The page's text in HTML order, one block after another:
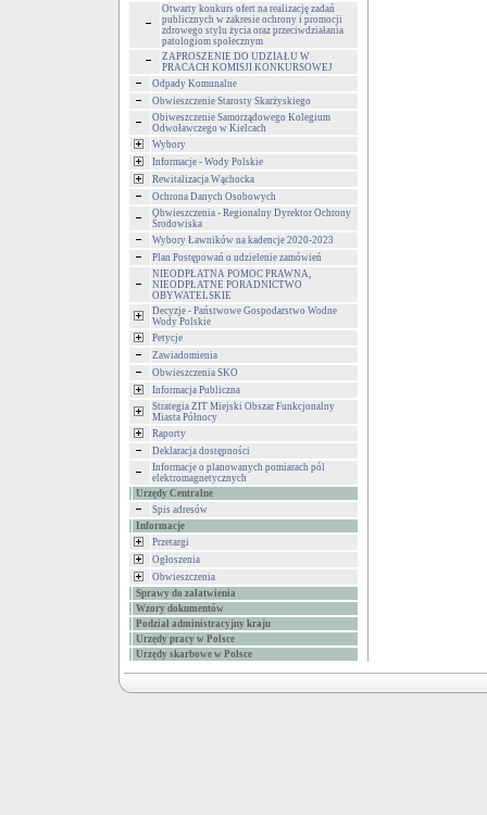
Otwarty konkurs ofert na realizację zadań
publicznych w zakresie ochrony i promocji
zdrowego stylu życia oraz przeciwdziałania
patologiom społecznym
ZAPROSZENIE DO UDZIAŁU W
PRACACH KOMISJI KONKURSOWEJ
Odpady Komunalne
Obwieszczenie Starosty Skarżyskiego
Obiweszczenie Samorządowego Kolegium
Odwoławczego w Kielcach
Wybory
Informacje - Wody Polskie
Rewitalizacja Wąchocka
Ochrona Danych Osobowych
Obwieszczenia - Regionalny Dyrektor Ochrony
Środowiska
Wybory Ławników na kadencje 2020-2023
Plan Postępowań o udzielenie zamówień
NIEODPŁATNA POMOC PRAWNA,
NIEODPŁATNE PORADNICTWO
OBYWATELSKIE
Decyzje - Państwowe Gospodarstwo Wodne
Wody Polskie
Petycje
Zawiadomienia
Obwieszczenia SKO
Informacja Publiczna
Strategia ZIT Miejski Obszar Funkcjonalny
Miasta Północy
Raporty
Deklaracja dostępności
Informacje o planowanych pomiarach pól
elektromagnetycznych
Urzędy Centralne
Spis adresów
Informacje
Przetargi
Ogłoszenia
Obwieszczenia
Sprawy do załatwienia
Wzory dokumentów
Podział administracyjny kraju
Urzędy pracy w Polsce
Urzędy skarbowe w Polsce